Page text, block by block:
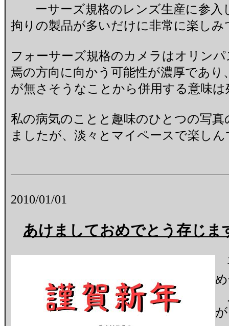
ーサーズ規格のレンズ生産に参入
拘りの製品が多いだけに非常に楽しみ
フォーサーズ規格のカメラはオリン
焉の方向に向かう可能性が濃厚であ
が無さそうなことから併用する意味
私の病気のことと趣味のひとつの写
ましたが、淡々とマイペースで楽し
2010/01/01
あけましておめでとう存じま